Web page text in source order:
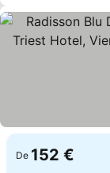
De 152 €